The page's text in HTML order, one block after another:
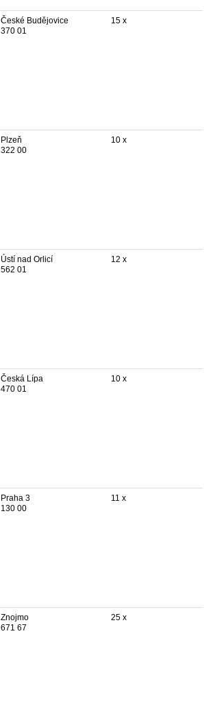
České Budějovice
370 01
15 x
Plzeň
322 00
10 x
Ústí nad Orlicí
562 01
12 x
Česká Lípa
470 01
10 x
Praha 3
130 00
11 x
Znojmo
671 67
25 x